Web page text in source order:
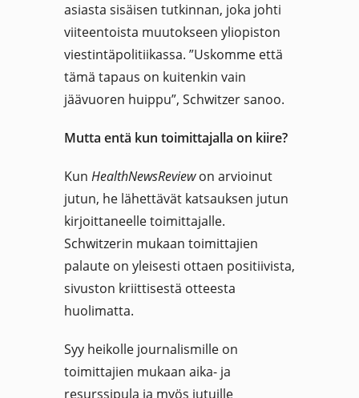
asiasta sisäisen tutkinnan, joka johti
viiteentoista muutokseen yliopiston
viestintäpolitiikassa. ”Uskomme että
tämä tapaus on kuitenkin vain
jäävuoren huippu”, Schwitzer sanoo.
Mutta entä kun toimittajalla on kiire?
Kun HealthNewsReviewon arvioinut
jutun, he lähettävät katsauksen jutun
kirjoittaneelle toimittajalle.
Schwitzerin mukaan toimittajien
palaute on yleisesti ottaen positiivista,
sivuston kriittisestä otteesta
huolimatta.
Syy heikolle journalismille on
toimittajien mukaan aika- ja
resurssipula ja myös jutuille